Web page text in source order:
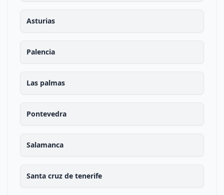
Asturias
Palencia
Las palmas
Pontevedra
Salamanca
Santa cruz de tenerife